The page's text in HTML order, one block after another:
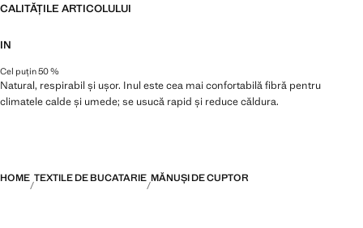
CALITĂȚILE ARTICOLULUI
IN
Cel puțin 50 %
Natural, respirabil și ușor. Inul este cea mai confortabilă fibră pentru
climatele calde și umede; se usucă rapid și reduce căldura.
HOME TEXTILE DE BUCATARIE MĂNUȘI DE CUPTOR